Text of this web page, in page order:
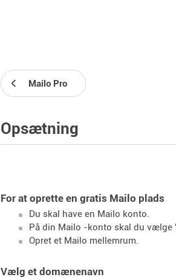
Mailo Pro
Opsætning
For at oprette en gratis Mailo plads
Du skal have en Mailo konto.
På din Mailo -konto skal du vælge
Opret et Mailo mellemrum.
Vælg et domænenavn